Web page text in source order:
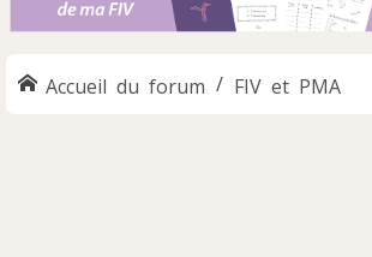
Accueil du forum FIV et PMA